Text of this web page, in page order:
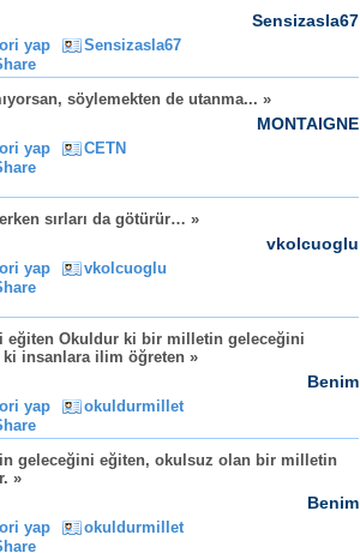
Sensizasla67
yap Sensizasla67
söylemekten de utanma... »
MONTAIGNE
yap CETN
sırları da götürür… »
vkolcuoglu
yap vkolcuoglu
Okuldur ki bir milletin geleceğini
insanlara ilim öğreten »
Benim
yap okuldurmillet
geleceğini eğiten, okulsuz olan bir milletin
»
Benim
yap okuldurmillet